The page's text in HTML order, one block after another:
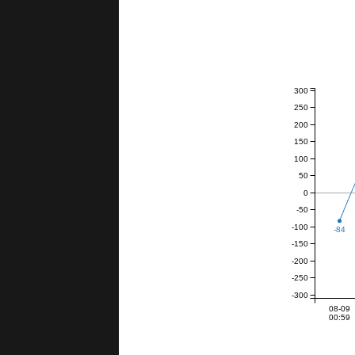
-84
08-09
00:59
-250
-200
-150
-100
-50
0
50
100
150
200
250
-300
300